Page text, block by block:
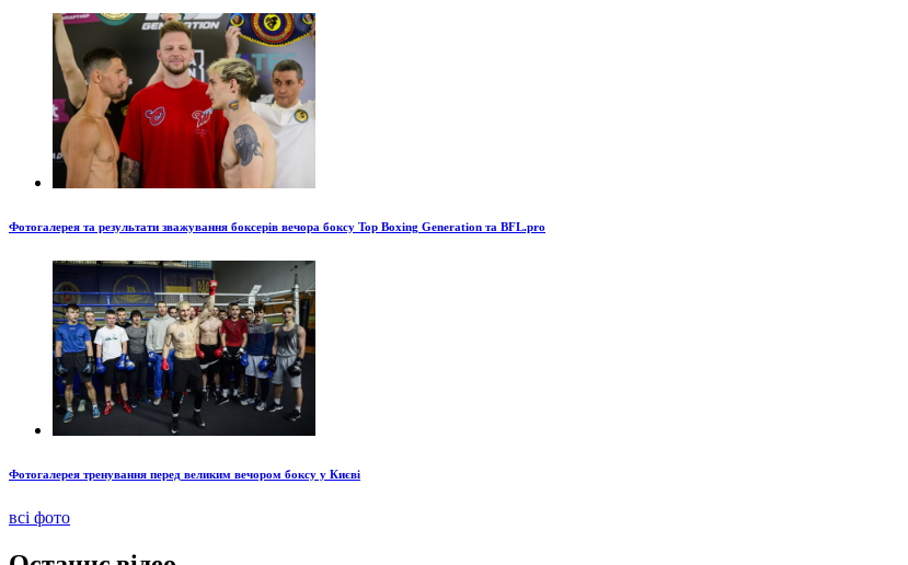
Фотогалерея та результати зважування боксерів вечора боксу Top Boxing Generation та BFL.pro
Фотогалерея тренування перед великим вечором боксу у Києві
всі фото